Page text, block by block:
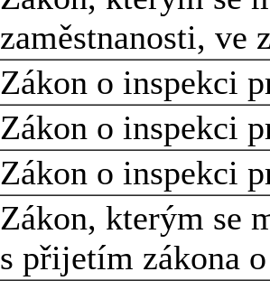
zaměstnanosti, ve
Zákon o inspekci
Zákon o inspekci
Zákon o inspekci
Zákon, kterým se
s přijetím zákona